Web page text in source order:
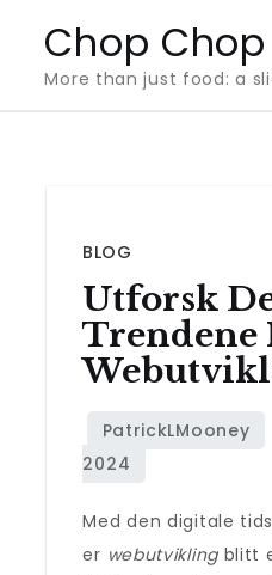
content
Chop
More than just food: a
BLOG
Utforsk
Trendene
Med den digitale
er webutviklingblitt